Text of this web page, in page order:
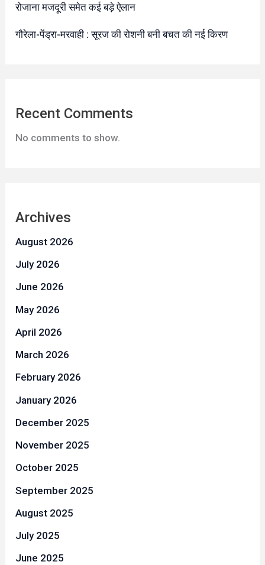
रोजाना मजदूरी समेत कई बड़े ऐलान
गौरेला-पेंड्रा-मरवाही : सूरज की रोशनी बनी बचत की नई किरण
Recent Comments
No comments to show.
Archives
August 2026
July 2026
June 2026
May 2026
April 2026
March 2026
February 2026
January 2026
December 2025
November 2025
October 2025
September 2025
August 2025
July 2025
June 2025